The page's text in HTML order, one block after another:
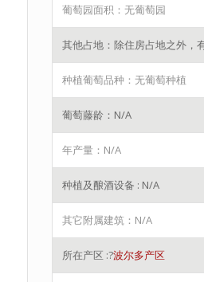
葡萄园面积：无葡萄园
其他占地：除住房占地之外，
种植葡萄品种：无葡萄种植
葡萄藤龄：N/A
年产量：N/A
种植及酿酒设备 : N/A
其它附属建筑：N/A
所在产区 :?波尔多产区